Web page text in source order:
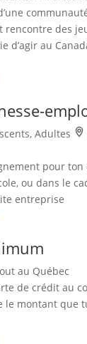
rencontre des
d’agir au
Adultes
pour
ou dans le
entreprise
au Québec
de crédit au
le montant que